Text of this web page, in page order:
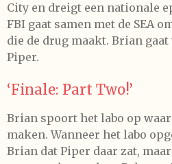
City en dreigt een nationale
FBI gaat samen met de SEA
die de drug maakt. Brian
Piper.
‘Finale: Part Two!’
Brian spoort het labo op waar
maken. Wanneer het labo
Brian dat Piper daar zat,